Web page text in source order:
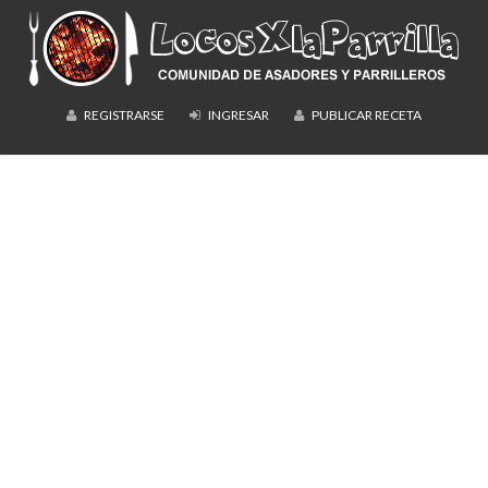
REGISTRARSE INGRESAR PUBLICAR RECETA